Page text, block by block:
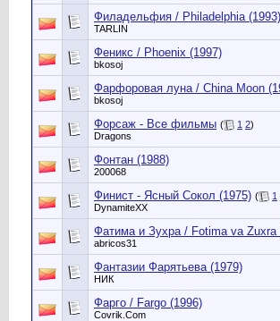
Филадельфия / Philadelphia (1993)
TARLIN
Феникс / Phoenix (1997)
bkosoj
Фарфоровая луна / China Moon
bkosoj
Форсаж - Все фильмы ( 1 2)
Dragons
Фонтан (1988)
200068
Финист - Ясный Сокол (1975) ( 1
DynamiteXX
Фатима и Зухра / Fotima va Zuxra
abricos31
Фантазии Фарятьева (1979)
НИК
Фарго / Fargo (1996)
Сovrik.Com